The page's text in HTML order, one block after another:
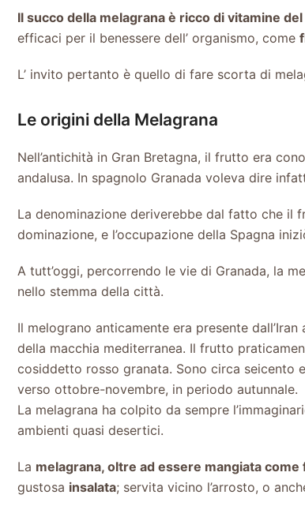
Il succo della melagrana è ricco di vitamine
efficaci per il benessere dell’ organismo, come
L’ invito pertanto è quello di fare scorta di
Le origini della Melagrana
Nell’antichità in Gran Bretagna, il frutto era
andalusa. In spagnolo Granada voleva dire
La denominazione deriverebbe dal fatto che il
dominazione, e l’occupazione della Spagna
A tutt’oggi, percorrendo le vie di Granada, la
nello stemma della città.
Il melograno anticamente era presente
della macchia mediterranea. Il frutto
cosiddetto rosso granata. Sono circa
verso ottobre-novembre, in periodo autunnale.
La melagrana ha colpito da sempre
ambienti quasi desertici.
La melagrana, oltre ad essere mangiata come
gustosa insalata; servita vicino l’arrosto, o